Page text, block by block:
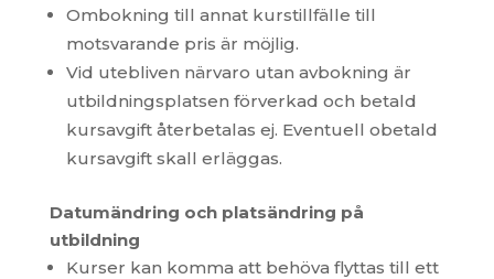
Ombokning till annat kurstillfälle till
motsvarande pris är möjlig.
Vid utebliven närvaro utan avbokning är
utbildningsplatsen förverkad och betald
kursavgift återbetalas ej. Eventuell obetald
kursavgift skall erläggas.
Datumändring och platsändring på
utbildning
Kurser kan komma att behöva flyttas till ett